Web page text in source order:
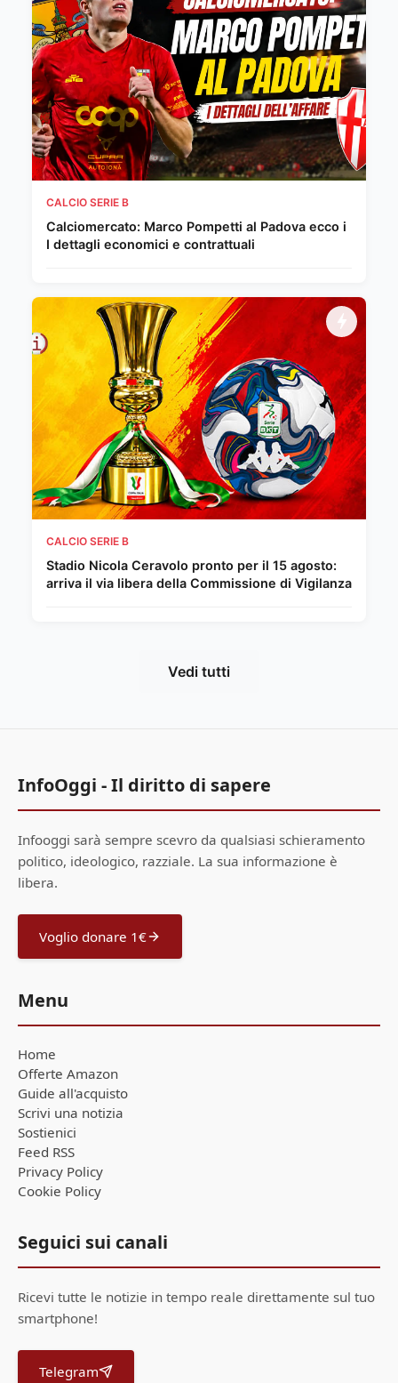
CALCIO SERIE B
Calciomercato: Marco Pompetti al Padova ecco i
I dettagli economici e contrattuali
CALCIO SERIE B
Stadio Nicola Ceravolo pronto per il 15 agosto:
arriva il via libera della Commissione di Vigilanza
Vedi tutti
InfoOggi - Il diritto di sapere
Infooggi sarà sempre scevro da qualsiasi schieramento
politico, ideologico, razziale. La sua informazione è
libera.
Voglio donare 1€
Menu
Home
Offerte Amazon
Guide all'acquisto
Scrivi una notizia
Sostienici
Feed RSS
Privacy Policy
Cookie Policy
Seguici sui canali
Ricevi tutte le notizie in tempo reale direttamente sul tuo
smartphone!
Telegram